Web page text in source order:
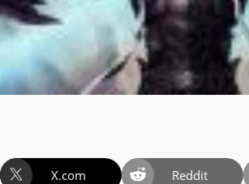
X.com Reddit